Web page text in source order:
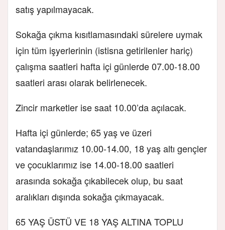
satış yapılmayacak.
Sokağa çıkma kısıtlamasındaki sürelere uymak
için tüm işyerlerinin (istisna getirilenler hariç)
çalışma saatleri hafta içi günlerde 07.00-18.00
saatleri arası olarak belirlenecek.
Zincir marketler ise saat 10.00’da açılacak.
Hafta içi günlerde; 65 yaş ve üzeri
vatandaşlarımız 10.00-14.00, 18 yaş altı gençler
ve çocuklarımız ise 14.00-18.00 saatleri
arasında sokağa çıkabilecek olup, bu saat
aralıkları dışında sokağa çıkmayacak.
65 YAŞ ÜSTÜ VE 18 YAŞ ALTINA TOPLU